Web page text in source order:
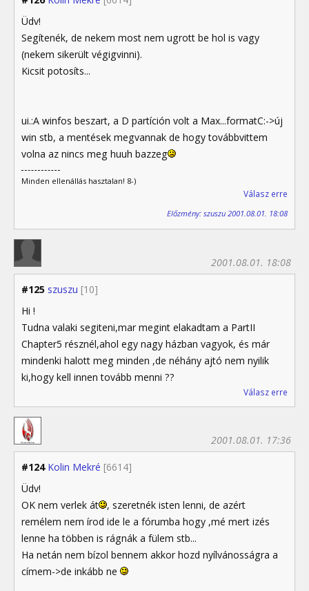
Üdv!
Segítenék, de nekem most nem ugrott be hol is vagy
(nekem sikerült végigvinni).
Kicsit potosíts...
ui.:A winfos beszart, a D partíción volt a Max...formatC:->új
win stb, a mentések megvannak de hogy továbbvittem
volna az nincs meg huuh bazzeg
Minden ellenállás hasztalan! 8-)
Válasz erre
Előzmény: szuszu 2001.08.01. 18:08
#125 szuszu [10]
2001.08.01. 18:08
Hi !
Tudna valaki segiteni,mar megint elakadtam a PartII
Chapter5 résznél,ahol egy nagy házban vagyok, és már
mindenki halott meg minden ,de néhány ajtó nem nyilik
ki,hogy kell innen tovább menni ??
Válasz erre
#124 Kolin Mekré [6614]
2001.08.01. 17:36
Üdv!
OK nem verlek át
, szeretnék isten lenni, de azért
remélem nem írod ide le a fórumba hogy ,mé mert izés
lenne ha többen is rágnák a fülem stb...
Ha netán nem bízol bennem akkor hozd nyílvánosságra a
címem->de inkább ne